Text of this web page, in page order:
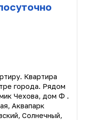
Квартира
города. Рядом
Чехова, дом Ф .
Аквапарк
Солнечный,